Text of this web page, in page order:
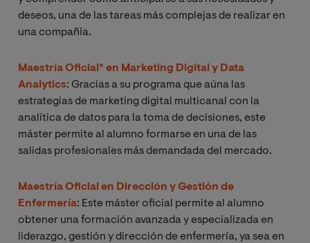
deseos, una de las tareas más complejas de realizar en
una compañía.
Maestría Oficial* en Marketing Digital y Data
Analytics: Gracias a su programa que aúna las
estrategias de marketing digital multicanal con la
analítica de datos para la toma de decisiones, este
máster permite al alumno formarse en una de las
salidas profesionales más demandada del mercado.
Maestría Oficial en Dirección y Gestión de
Enfermería: Este máster oficial permite al alumno
obtener una formación avanzada y especializada en
liderazgo, gestión y dirección de enfermería, ya sea en